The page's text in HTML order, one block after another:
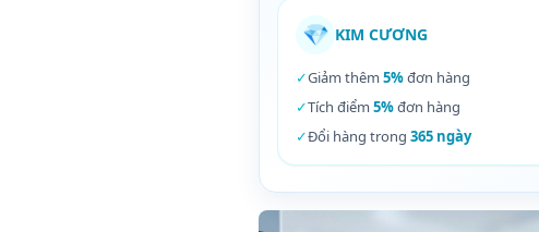
💎 KIM CƯƠNG
✓Giảm thêm 5%đơn hàng
✓Tích điểm 5%đơn hàng
✓Đổi hàng trong 365 ngày